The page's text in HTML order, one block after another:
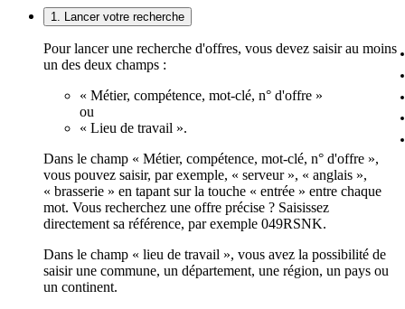
1. Lancer votre recherche
Pour lancer une recherche d'offres, vous devez saisir au moins
un des deux champs :
« Métier, compétence, mot-clé, n° d'offre »
ou
« Lieu de travail ».
Dans le champ « Métier, compétence, mot-clé, n° d'offre »,
vous pouvez saisir, par exemple, « serveur », « anglais »,
« brasserie » en tapant sur la touche « entrée » entre chaque
mot. Vous recherchez une offre précise ? Saisissez
directement sa référence, par exemple 049RSNK.
Dans le champ « lieu de travail », vous avez la possibilité de
saisir une commune, un département, une région, un pays ou
un continent.